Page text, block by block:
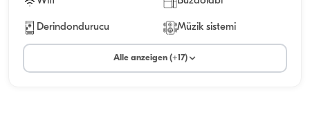
Derindondurucu Müzik sistemi
Alle anzeigen (+17)